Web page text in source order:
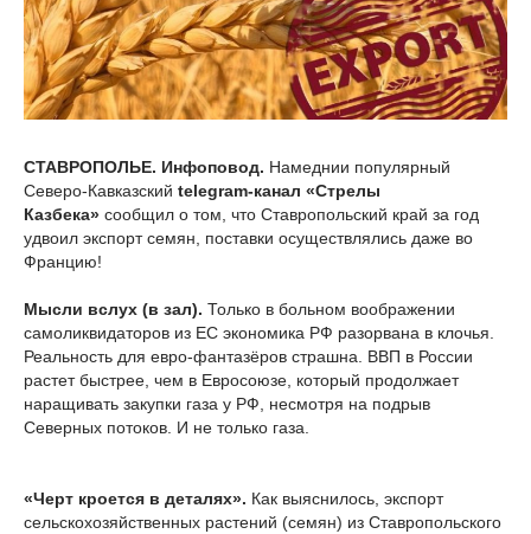
СТАВРОПОЛЬЕ. Инфоповод. Намеднии популярный
Северо-Кавказский telegram-канал «Стрелы
Казбека» сообщил о том, что Ставропольский край за год
удвоил экспорт семян, поставки осуществлялись даже во
Францию!
Мысли вслух (в зал). Только в больном воображении
самоликвидаторов из ЕС экономика РФ разорвана в клочья.
Реальность для евро-фантазёров страшна. ВВП в России
растет быстрее, чем в Евросоюзе, который продолжает
наращивать закупки газа у РФ, несмотря на подрыв
Северных потоков. И не только газа.
«Черт кроется в деталях». Как выяснилось, экспорт
сельскохозяйственных растений (семян) из Ставропольского